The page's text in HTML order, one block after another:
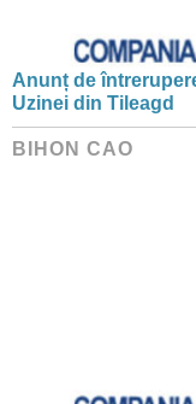
Anunț de
Uzinei din Tileagd
BIHON CAO